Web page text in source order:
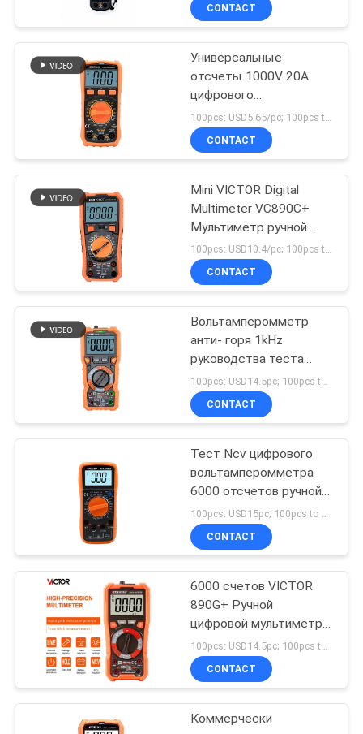
КАЧЕСТВА
СВЯЖИТЕСЬ
НОВОСТИ
СЛУЧАИ
PRIVACY
CONTACT
Универсальные
отсчеты 1000V 20A
цифрового
вольтамперомметра
1999 ряда DC AC
ручные
CONTACT
Mini VICTOR Digital
Multimeter VC890C+
Мультиметр ручной
дальности 1999 LCD
дисплей NCV LIVE True
RMS Multimeter Digital
100pcs: USD10.4/pc; 100pcs to 500pcs: USD10/pc; 500pcs to 1000pcs: USD9.4; Above 3000pcs: USD9/pc MOQ:100PCS
CONTACT
Вольтамперомметр
анти- горя 1kHz
руководства теста
диода выстраивая в
ряд цифровой
100pcs: USD14.5pc; 100pcs to 500pcs: USD14/pc; 500pcs to 1000pcs: USD13.4; Above 3000pcs: USD12.75/pc MOQ:100PCS
CONTACT
Тест Ncv цифрового
вольтамперомметра
6000 отсчетов ручной
выстраивая в ряд
построенный в
двойном взрывателе
CONTACT
6000 счетов VICTOR
890G+ Ручной
цифровой мультиметр
EN61010-1
универсальный
мультиметр
CONTACT
Коммерчески